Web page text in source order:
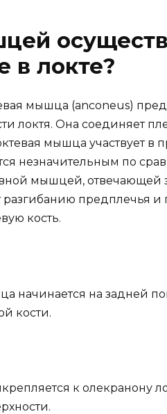
в локте?
мышца (anconeus)
локтя. Она соединяет
мышца участвует в
незначительным по
мышцей, отвечающей
предплечья
кость.
начинается на задней
кости.
к олекранону